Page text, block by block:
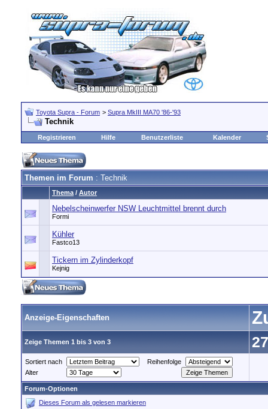
Toyota Supra - Forum > Supra MkIII MA70 '86-'93
Technik
Registrieren Hilfe Benutzerliste Kalender
Themen im Forum : Technik
Thema / Autor
Nebelscheinwerfer NSW Leuchtmittel brennt durch
Formi
Kühler
Fastco13
Tickern im Zylinderkopf
Kejnig
Anzeige-Eigenschaften
Zeige Themen 1 bis 3 von 3
Sortiert nach
Reihenfolge
Alter
Forum-Optionen
Dieses Forum als gelesen markieren